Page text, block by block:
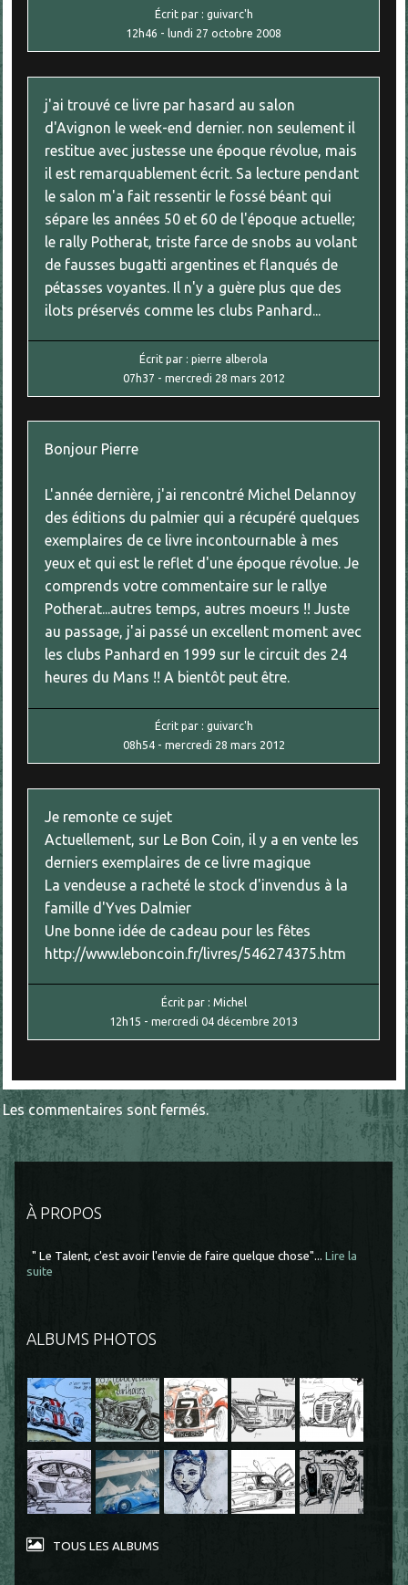
À PROPOS
" Le Talent, c'est avoir l'envie de faire quelque chose"... Lire la
suite
ALBUMS PHOTOS
TOUS LES ALBUMS
Écrit par : guivarc'h
12h46 - lundi 27 octobre 2008
j'ai trouvé ce livre par hasard au salon
d'Avignon le week-end dernier. non seulement il
restitue avec justesse une époque révolue, mais
il est remarquablement écrit. Sa lecture pendant
le salon m'a fait ressentir le fossé béant qui
sépare les années 50 et 60 de l'époque actuelle;
le rally Potherat, triste farce de snobs au volant
de fausses bugatti argentines et flanqués de
pétasses voyantes. Il n'y a guère plus que des
ilots préservés comme les clubs Panhard...
Écrit par :pierre alberola
07h37 - mercredi 28 mars 2012
Bonjour Pierre
L'année dernière, j'ai rencontré Michel Delannoy
des éditions du palmier qui a récupéré quelques
exemplaires de ce livre incontournable à mes
yeux et qui est le reflet d'une époque révolue. Je
comprends votre commentaire sur le rallye
Potherat...autres temps, autres moeurs !! Juste
au passage, j'ai passé un excellent moment avec
les clubs Panhard en 1999 sur le circuit des 24
heures du Mans !! A bientôt peut être.
Écrit par : guivarc'h
08h54- mercredi 28 mars 2012
Je remonte ce sujet
Actuellement, sur Le Bon Coin, il y a en vente les
derniers exemplaires de ce livre magique
La vendeuse a racheté le stock d'invendus à la
famille d'Yves Dalmier
Une bonne idée de cadeau pour les fêtes
http://www.leboncoin.fr/livres/546274375.htm
Écrit par : Michel
12h15 -mercredi 04 décembre 2013
Les commentaires sont fermés.